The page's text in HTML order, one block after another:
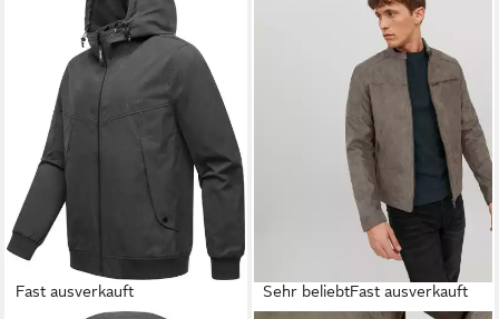
Fast ausverkauft Sehr beliebtFast ausverkauft